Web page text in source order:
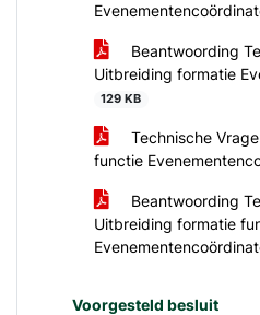
Beantwoording
Uitbreiding formatie
129 KB
Technische
functie
Beantwoording
Uitbreiding formatie
Voorgesteld besluit